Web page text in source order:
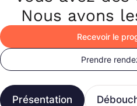
Nous avons
Recevoir le
Prendre
Présentation